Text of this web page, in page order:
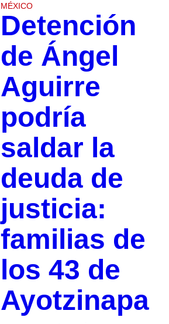
MÉXICO
Detención
de Ángel
Aguirre
podría
saldar la
deuda de
justicia:
familias de
los 43 de
Ayotzinapa